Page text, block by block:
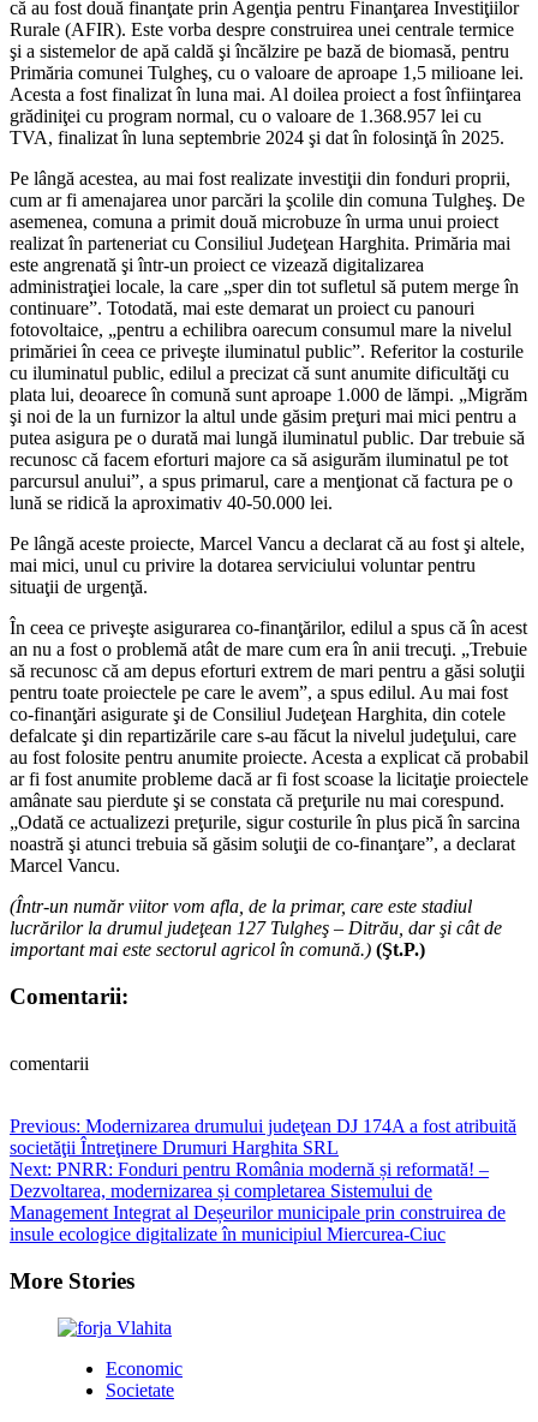
că au fost două finanţate prin Agenţia pentru Finanţarea Investiţiilor
Rurale (AFIR). Este vorba despre construirea unei centrale termice
şi a sistemelor de apă caldă şi încălzire pe bază de biomasă, pentru
Primăria comunei Tulgheş, cu o valoare de aproape 1,5 milioane lei.
Acesta a fost finalizat în luna mai. Al doilea proiect a fost înfiinţarea
grădiniţei cu program normal, cu o valoare de 1.368.957 lei cu
TVA, finalizat în luna septembrie 2024 şi dat în folosinţă în 2025.
Pe lângă acestea, au mai fost realizate investiţii din fonduri proprii,
cum ar fi amenajarea unor parcări la şcolile din comuna Tulgheş. De
asemenea, comuna a primit două microbuze în urma unui proiect
realizat în parteneriat cu Consiliul Judeţean Harghita. Primăria mai
este angrenată şi într-un proiect ce vizează digitalizarea
administraţiei locale, la care „sper din tot sufletul să putem merge în
continuare”. Totodată, mai este demarat un proiect cu panouri
fotovoltaice, „pentru a echilibra oarecum consumul mare la nivelul
primăriei în ceea ce priveşte iluminatul public”. Referitor la costurile
cu iluminatul public, edilul a precizat că sunt anumite dificultăţi cu
plata lui, deoarece în comună sunt aproape 1.000 de lămpi. „Migrăm
şi noi de la un furnizor la altul unde găsim preţuri mai mici pentru a
putea asigura pe o durată mai lungă iluminatul public. Dar trebuie să
recunosc că facem eforturi majore ca să asigurăm iluminatul pe tot
parcursul anului”, a spus primarul, care a menţionat că factura pe o
lună se ridică la aproximativ 40-50.000 lei.
Pe lângă aceste proiecte, Marcel Vancu a declarat că au fost şi altele,
mai mici, unul cu privire la dotarea serviciului voluntar pentru
situaţii de urgenţă.
În ceea ce priveşte asigurarea co-finanţărilor, edilul a spus că în acest
an nu a fost o problemă atât de mare cum era în anii trecuţi. „Trebuie
să recunosc că am depus eforturi extrem de mari pentru a găsi soluţii
pentru toate proiectele pe care le avem”, a spus edilul. Au mai fost
co-finanţări asigurate şi de Consiliul Judeţean Harghita, din cotele
defalcate şi din repartizările care s-au făcut la nivelul judeţului, care
au fost folosite pentru anumite proiecte. Acesta a explicat că probabil
ar fi fost anumite probleme dacă ar fi fost scoase la licitaţie proiectele
amânate sau pierdute şi se constata că preţurile nu mai corespund.
„Odată ce actualizezi preţurile, sigur costurile în plus pică în sarcina
noastră şi atunci trebuia să găsim soluţii de co-finanţare”, a declarat
Marcel Vancu.
(Într-un număr viitor vom afla, de la primar, care este stadiul
lucrărilor la drumul judeţean 127 Tulgheş – Ditrău, dar şi cât de
important mai este sectorul agricol în comună.) (Şt.P.)
Comentarii:
comentarii
Post
navigation
Previous: Modernizarea drumului judeţean DJ 174A a fost atribuită
societăţii Întreţinere Drumuri Harghita SRL
Next: PNRR: Fonduri pentru România modernă și reformată! –
Dezvoltarea, modernizarea și completarea Sistemului de
Management Integrat al Deșeurilor municipale prin construirea de
insule ecologice digitalizate în municipiul Miercurea-Ciuc
More Stories
Economic
Societate